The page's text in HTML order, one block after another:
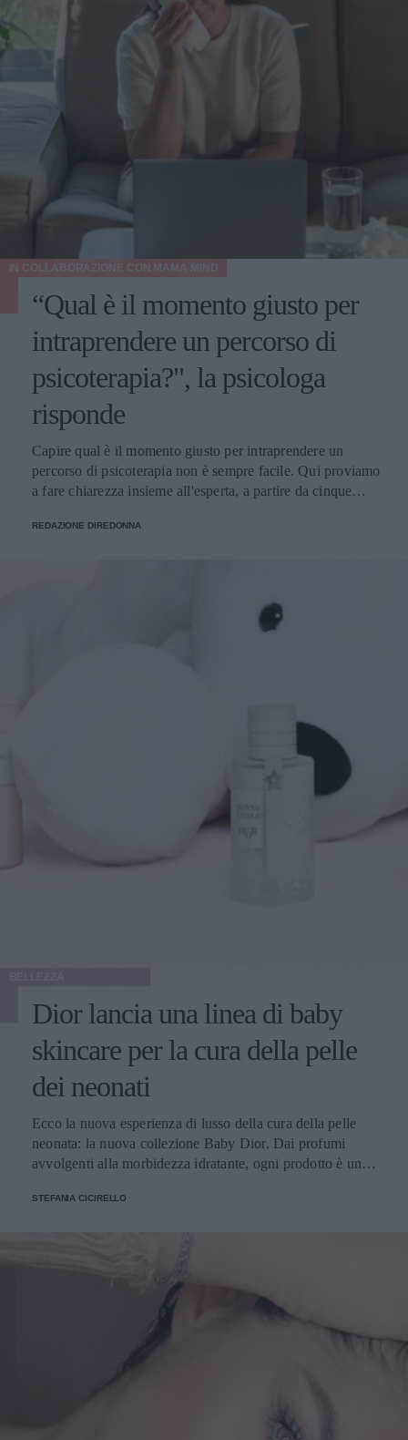
“Qual è il momento giusto per
intraprendere un percorso di
psicoterapia?", la psicologa
risponde
Capire qual è il momento giusto per intraprendere un
percorso di psicoterapia non è sempre facile. Qui proviamo
a fare chiarezza insieme all'esperta, a partire da cinque
IN COLLABORAZIONE CON MAMA MIND
REDAZIONE DIREDONNA
Dior lancia una linea di baby
skincare per la cura della pelle
dei neonati
Ecco la nuova esperienza di lusso della cura della pelle
neonata: la nuova collezione Baby Dior. Dai profumi
avvolgenti alla morbidezza idratante, ogni prodotto è una
STEFANIA CICIRELLO